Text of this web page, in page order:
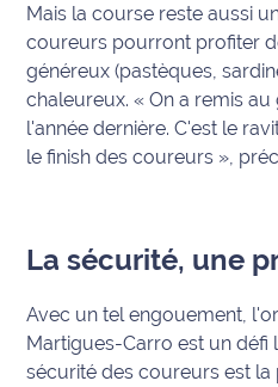
Les
Coachs
Maritima
Bon
plan
contacter
Ecouter
et voir
Maritima
Mais la course reste aussi
coureurs pourront profiter
généreux (pastèques,
chaleureux.« On a remis
l'année dernière. C'est le
le finish des coureurs » ,
La sécurité, une
Avec un tel engouement,
Martigues-Carro est un défi
sécurité des coureurs est la